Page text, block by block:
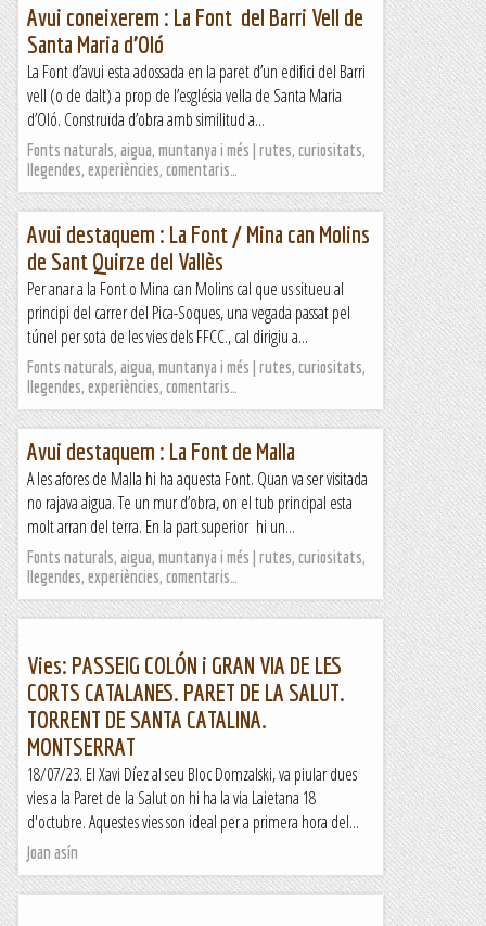
Avui coneixerem : La Font del Barri Vell de
Santa Maria d’Oló
La Font d’avui esta adossada en la paret d’un edifici del Barri
vell (o de dalt) a prop de l’església vella de Santa Maria
d’Oló. Construïda d’obra amb similitud a...
Fonts naturals, aigua, muntanya i més | rutes, curiositats,
llegendes, experiències, comentaris…
Avui destaquem : La Font / Mina can Molins
de Sant Quirze del Vallès
Per anar a la Font o Mina can Molins cal que us situeu al
principi del carrer del Pica-Soques, una vegada passat pel
túnel per sota de les vies dels FFCC., cal dirigiu a...
Fonts naturals, aigua, muntanya i més | rutes, curiositats,
llegendes, experiències, comentaris…
Avui destaquem : La Font de Malla
A les afores de Malla hi ha aquesta Font. Quan va ser visitada
no rajava aigua. Te un mur d’obra, on el tub principal esta
molt arran del terra. En la part superior hi un...
Fonts naturals, aigua, muntanya i més | rutes, curiositats,
llegendes, experiències, comentaris…
Vies: PASSEIG COLÓN i GRAN VIA DE LES
CORTS CATALANES. PARET DE LA SALUT.
TORRENT DE SANTA CATALINA.
MONTSERRAT
18/07/23. El Xavi Díez al seu Bloc Domzalski, va piular dues
vies a la Paret de la Salut on hi ha la via Laietana 18
d'octubre. Aquestes vies son ideal per a primera hora del...
Joan asín